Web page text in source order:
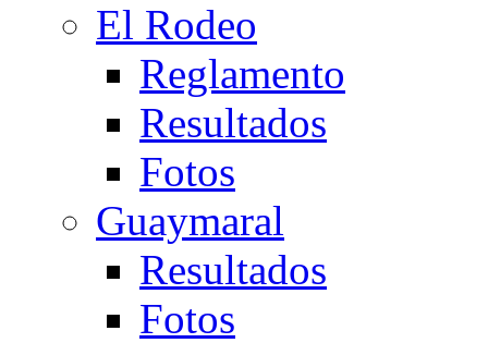
El Rodeo
Reglamento
Resultados
Fotos
Guaymaral
Resultados
Fotos